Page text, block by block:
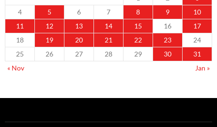
4
5 6 7 8 9
10
11
12 13 14 15 16
17
18
19 20 21 22 23
24
25
26 27 28 29 30
31
« Nov
Jan »